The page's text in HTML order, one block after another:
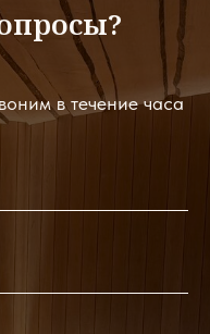
в течение часа